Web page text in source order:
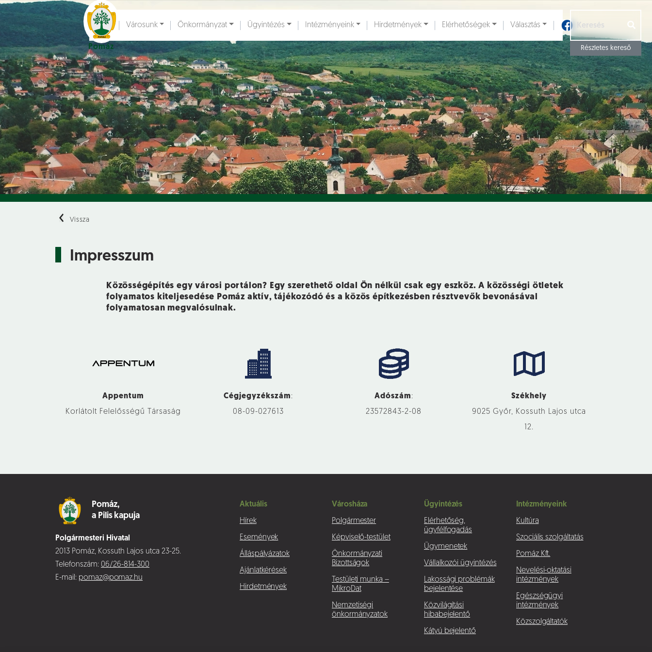
Pomáz
Ugrás a fő tartalomhoz
Városunk Önkormányzat Ügyintézés Intézményeink Hirdetmények Elérhetőségek Választás
Részletes kereső
Vissza
Impresszum
Közösségépítés egy városi portálon? Egy szerethető oldal Ön nélkül csak egy eszköz. A közösségi ötletek
folyamatos kiteljesedése Pomáz aktív, tájékozódó és a közös építkezésben résztvevők bevonásával
folyamatosan megvalósulnak.
Appentum
Korlátolt Felelősségű Társaság
Cégjegyzékszám:
08-09-027613
Adószám:
23572843-2-08
Székhely
9025 Győr, Kossuth Lajos utca
12.
Pomáz,
a Pilis kapuja
Polgármesteri Hivatal
2013 Pomáz, Kossuth Lajos utca 23-25.
Telefonszám: 06/26-814-300
E-mail: pomaz@pomaz.hu
Aktuális
Hírek
Események
Álláspályázatok
Ajánlatkérések
Hirdetmények
Városháza
Polgármester
Képviselő-testület
Önkormányzati
Bizottságok
Testületi munka –
MikroDat
Nemzetiségi
önkormányzatok
Ügyintézés
Elérhetőség,
ügyfélfogadás
Ügymenetek
Vállalkozói ügyintézés
Lakossági problémák
bejelentése
Közvilágítási
hibabejelentő
Kátyú bejelentő
Intézményeink
Kultúra
Szociális szolgáltatás
Pomáz Kft.
Nevelési-oktatási
intézmények
Egészségügyi
intézmények
Közszolgáltatók
Hírek [] Események [ ] Dokumentumok [] Aloldalak []